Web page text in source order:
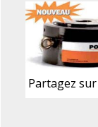
Partagez sur